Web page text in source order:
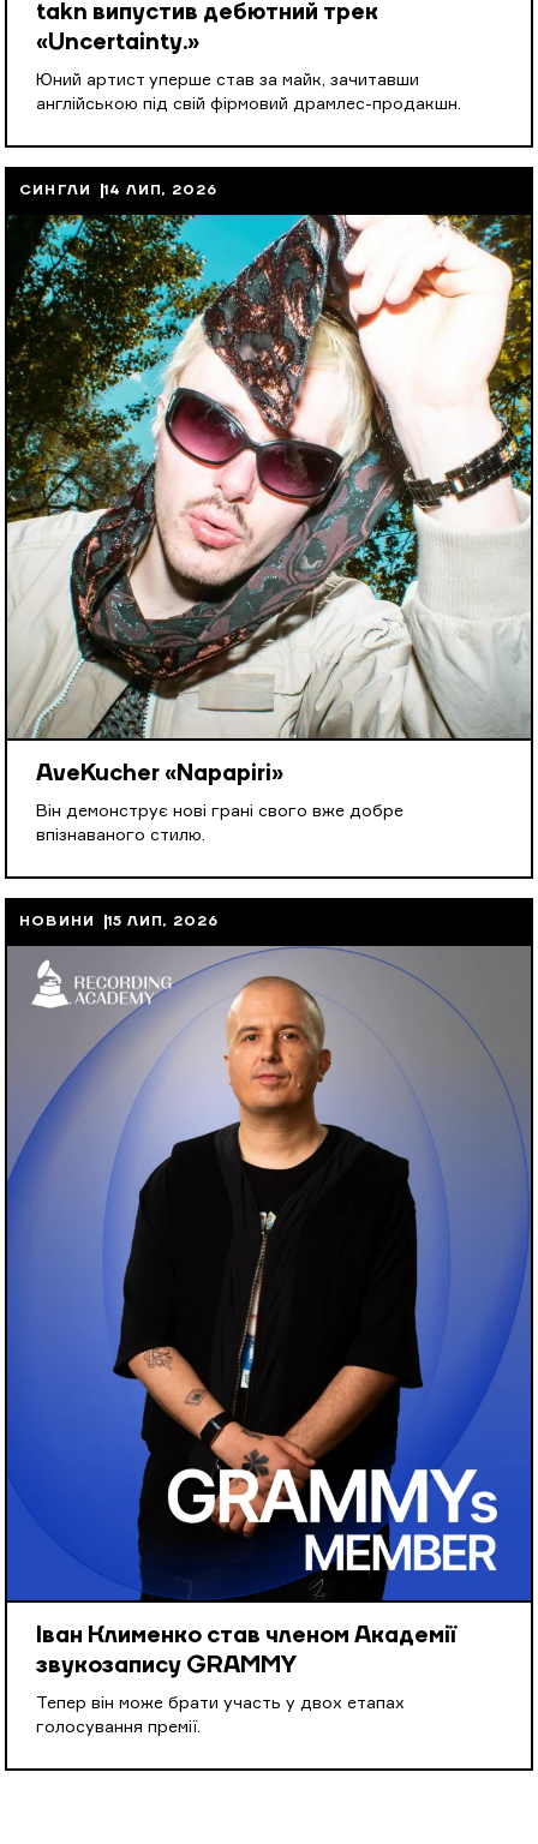
takn випустив дебютний трек
«Uncertainty.»
Юний артист уперше став за майк, зачитавши
англійською під свій фірмовий драмлес-продакшн.
СИНГЛИ 14 ЛИП, 2026
AveKucher «Napapiri»
Він демонструє нові грані свого вже добре
впізнаваного стилю.
НОВИНИ 15 ЛИП, 2026
Іван Клименко став членом Академії
звукозапису GRAMMY
Тепер він може брати участь у двох етапах
голосування премії.